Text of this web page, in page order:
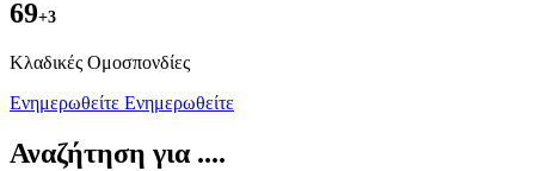
69+3
Kλαδικές Ομοσπονδίες
Ενημερωθείτε Ενημερωθείτε
Αναζήτηση για ....